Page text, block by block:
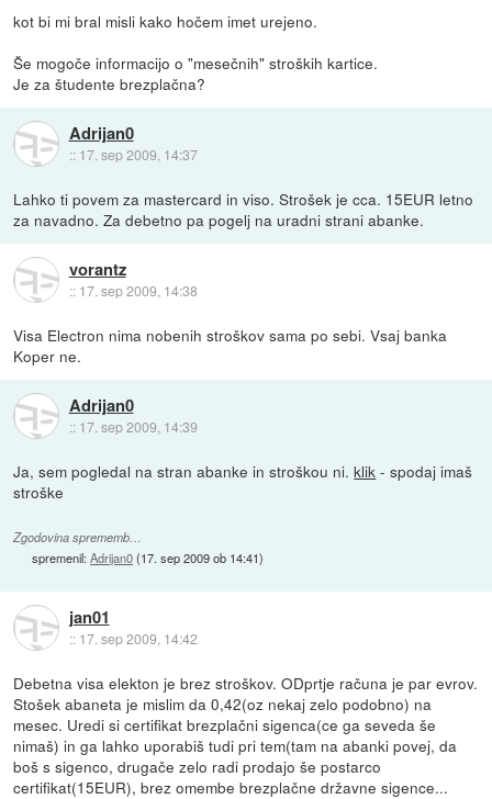
kot bi mi bral misli kako hočem imet urejeno.
Še mogoče informacijo o "mesečnih" stroških kartice.
Je za študente brezplačna?
Adrijan0
:: 17. sep 2009, 14:37
Lahko ti povem za mastercard in viso. Strošek je cca. 15EUR letno
za navadno. Za debetno pa pogelj na uradni strani abanke.
vorantz
:: 17. sep 2009, 14:38
Visa Electron nima nobenih stroškov sama po sebi. Vsaj banka
Koper ne.
Adrijan0
:: 17. sep 2009, 14:39
Ja, sem pogledal na stran abanke in stroškou ni.klik - spodaj imaš
stroške
Zgodovina sprememb…
spremenil:Adrijan0(17. sep 2009 ob 14:41)
jan01
:: 17. sep 2009, 14:42
Debetna visa elekton je brez stroškov. ODprtje računa je par evrov.
Stošek abaneta je mislim da 0,42(oz nekaj zelo podobno) na
mesec. Uredi si certifikat brezplačni sigenca(ce ga seveda še
nimaš) in ga lahko uporabiš tudi pri tem(tam na abanki povej, da
boš s sigenco, drugače zelo radi prodajo še postarco
certifikat(15EUR), brez omembe brezplačne državne sigence...